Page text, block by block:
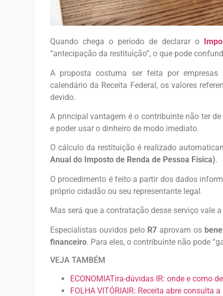
Quando chega o período de declarar o
“antecipação da restituição”, o que pode
A proposta costuma ser feita por empresas
calendário da Receita Federal, os valores
devido.
A principal vantagem é o contribuinte não ter
e poder usar o dinheiro de modo imediato.
O cálculo da restituição é realizado
Anual do Imposto de Renda de Pessoa Física).
O procedimento é feito a partir dos dados
próprio cidadão ou seu representante legal.
Mas será que a contratação desse serviço vale a
Especialistas ouvidos pelo R7 aprovam os
financeiro. Para eles, o contribuinte não pode
VEJA TAMBÉM
ECONOMIATira-dúvidas IR: onde e como
FOLHA VITÓRIAIR: Receita abre consulta